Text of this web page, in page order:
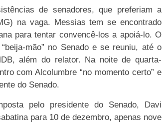
de senadores, que preferiam a
na vaga. Messias tem se encontrado
para tentar convencê-los a apoiá-lo. O
mão” no Senado e se reuniu, até o
além do relator. Na noite de quarta-
com Alcolumbre “no momento certo” e
do Senado.
pelo presidente do Senado, Davi
para 10 de dezembro, apenas nove